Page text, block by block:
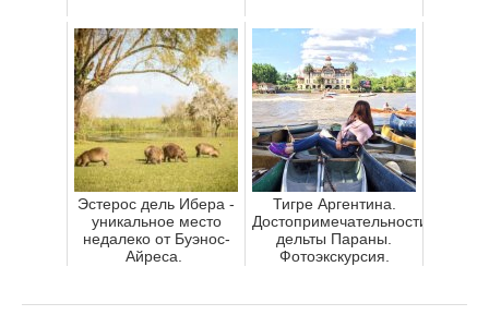
Эстерос дель Ибера -
уникальное место
недалеко от Буэнос-
Айреса.
Тигре Аргентина.
Достопримечательности
дельты Параны.
Фотоэкскурсия.